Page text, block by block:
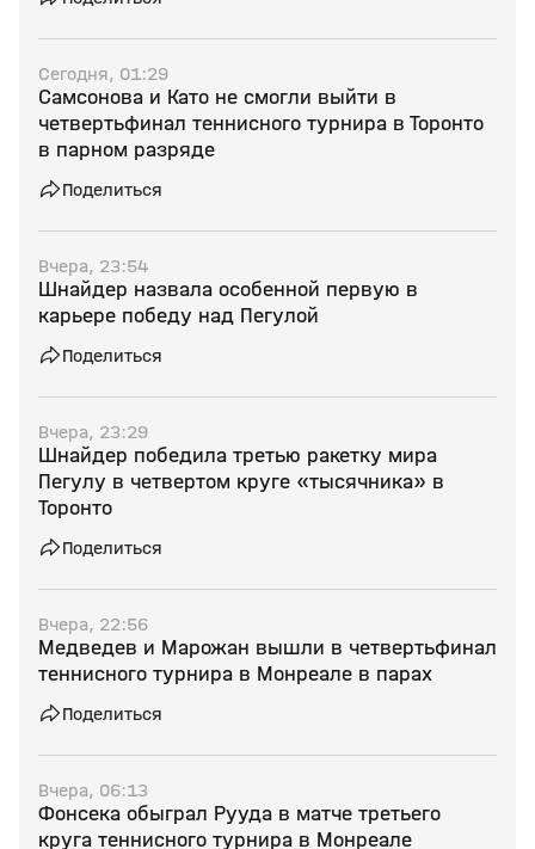
Сегодня, 01:29
Самсонова и Като не смогли выйти в
четвертьфинал теннисного турнира в Торонто
в парном разряде
Поделиться
Вчера, 23:54
Шнайдер назвала особенной первую в
карьере победу над Пегулой
Поделиться
Вчера, 23:29
Шнайдер победила третью ракетку мира
Пегулу в четвертом круге «тысячника» в
Торонто
Поделиться
Вчера, 22:56
Медведев и Марожан вышли в четвертьфинал
теннисного турнира в Монреале в парах
Поделиться
Вчера, 06:13
Фонсека обыграл Рууда в матче третьего
круга теннисного турнира в Монреале